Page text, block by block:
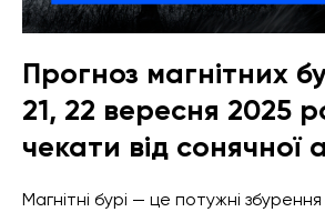
Прогноз магнітних
21, 22 вересня 2025
чекати від сонячної
Магнітні бурі — це потужні